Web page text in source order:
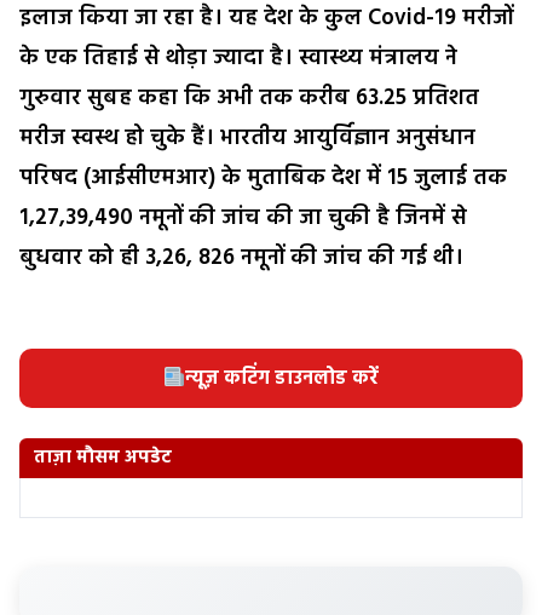
इलाज किया जा रहा है। यह देश के कुल Covid-19 मरीजों
के एक तिहाई से थोड़ा ज्यादा है। स्वास्थ्य मंत्रालय ने
गुरुवार सुबह कहा कि अभी तक करीब 63.25 प्रतिशत
मरीज स्वस्थ हो चुके हैं। भारतीय आयुर्विज्ञान अनुसंधान
परिषद (आईसीएमआर) के मुताबिक देश में 15 जुलाई तक
1,27,39,490 नमूनों की जांच की जा चुकी है जिनमें से
बुधवार को ही 3,26, 826 नमूनों की जांच की गई थी।
न्यूज़ कटिंग डाउनलोड करें
ताज़ा मौसम अपडेट